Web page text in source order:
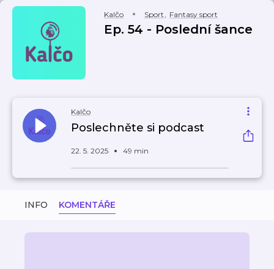
Kalčo Sport, Fantasy sport
Ep. 54 - Poslední šance
Kalčo
Poslechněte si podcast
22. 5. 2025 49 min
INFO KOMENTÁŘE